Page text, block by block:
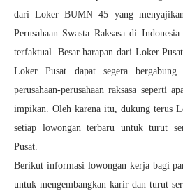
dari Loker BUMN 45 yang
Perusahaan Swasta Raksasa di
terfaktual. Besar harapan dari Loker
Loker Pusat dapat segera
perusahaan-perusahaan raksasa seperti
impikan. Oleh karena itu, dukung terus
setiap lowongan terbaru untuk turut
Pusat.
Berikut informasi lowongan kerja bagi
untuk mengembangkan karir dan turut